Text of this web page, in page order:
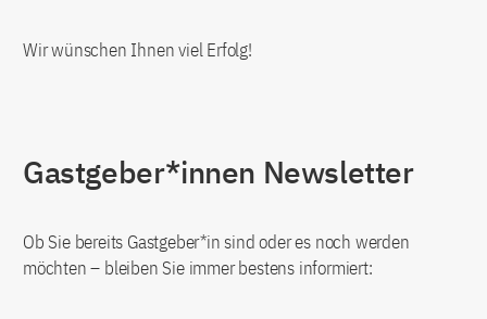
Wir wünschen Ihnen viel Erfolg!
Gastgeber*innen Newsletter
Ob Sie bereits Gastgeber*in sind oder es noch werden
möchten – bleiben Sie immer bestens informiert: